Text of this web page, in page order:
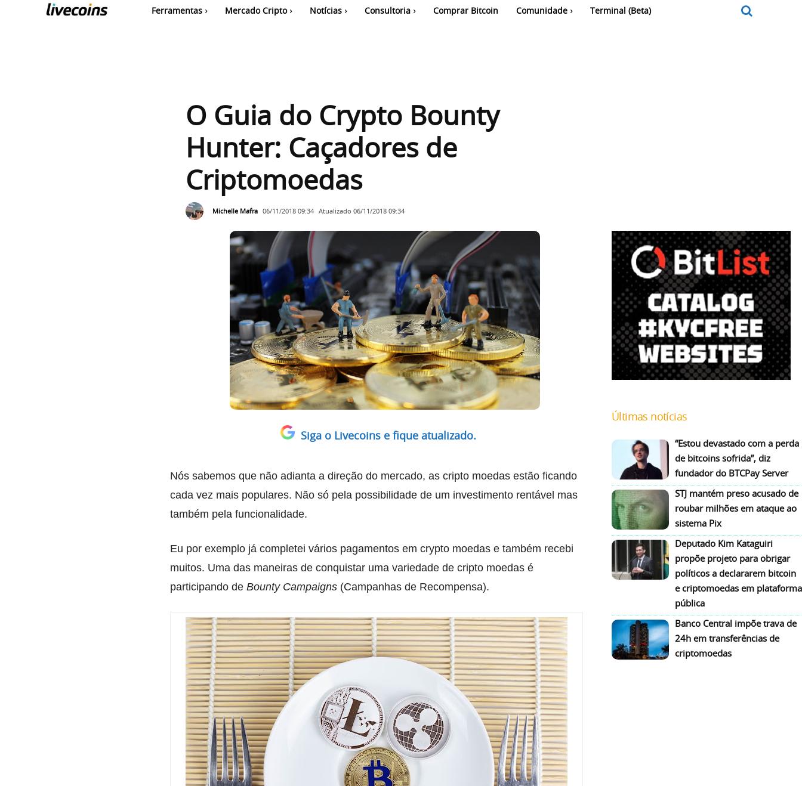
Ferramentas Mercado Cripto Notícias Consultoria Comprar Bitcoin Comunidade Terminal (Beta)
O Guia do Crypto Bounty
Hunter: Caçadores de
Criptomoedas
Michelle Mafra 06/11/2018 09:34 Atualizado 06/11/2018 09:34
Siga o Livecoins e fique atualizado.
Nós sabemos que não adianta a direção do mercado, as cripto moedas estão ficando
cada vez mais populares. Não só pela possibilidade de um investimento rentável mas
também pela funcionalidade.
Eu por exemplo já completei vários pagamentos em crypto moedas e também recebi
muitos. Uma das maneiras de conquistar uma variedade de cripto moedas é
participando de Bounty Campaigns (Campanhas de Recompensa).
Últimas notícias
“Estou devastado com a perda
de bitcoins sofrida”, diz
fundador do BTCPay Server
STJ mantém preso acusado de
roubar milhões em ataque ao
sistema Pix
Deputado Kim Kataguiri
propõe projeto para obrigar
políticos a declararem bitcoin
e criptomoedas em plataforma
pública
Banco Central impõe trava de
24h em transferências de
criptomoedas